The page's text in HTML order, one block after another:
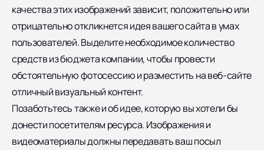
качества этих изображений зависит, положительно или
отрицательно откликнется идея вашего сайта в умах
пользователей. Выделите необходимое количество
средств из бюджета компании, чтобы провести
обстоятельную фотосессию и разместить на веб-сайте
отличный визуальный контент.
Позаботьтесь также и об идее, которую вы хотели бы
донести посетителям ресурса. Изображения и
видеоматериалы должны передавать ваш посыл